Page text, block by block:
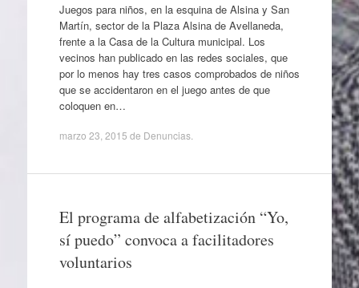
Juegos para niños, en la esquina de Alsina y San
Martín, sector de la Plaza Alsina de Avellaneda,
frente a la Casa de la Cultura municipal. Los
vecinos han publicado en las redes sociales, que
por lo menos hay tres casos comprobados de niños
que se accidentaron en el juego antes de que
coloquen en…
marzo 23, 2015 de Denuncias.
El programa de alfabetización “Yo,
sí puedo” convoca a facilitadores
voluntarios